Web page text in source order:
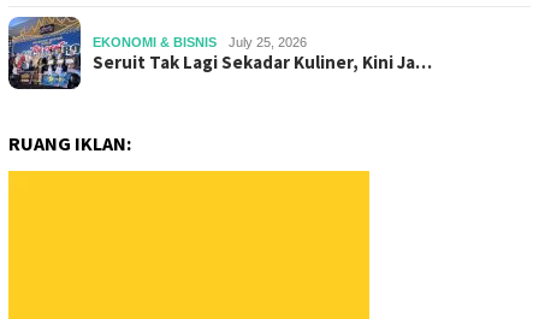
EKONOMI & BISNIS July 25, 2026
Seruit Tak Lagi Sekadar Kuliner, Kini Ja…
RUANG IKLAN: